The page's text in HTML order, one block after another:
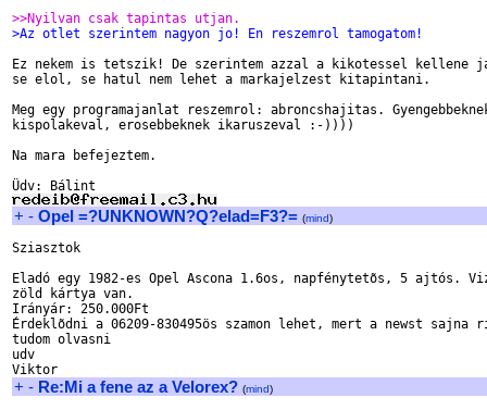
>>Nyilvan csak tapintas utjan.
>Az otlet szerintem nagyon jo! En reszemrol tamogatom!
Ez nekem is tetszik! De szerintem azzal a kikotessel kellene
se elol, se hatul nem lehet a markajelzest kitapintani.
Meg egy programajanlat reszemrol: abroncshajitas.
kispolakeval, erosebbeknek ikaruszeval :-))))
Na mara befejeztem.
+ - Opel =?UNKNOWN?Q?elad=F3?= (mind)
Sziasztok
Eladó egy 1982-es Opel Ascona 1.6os, napfénytetõs, 5 ajtós.
zöld kártya van.
Irányár: 250.000Ft
Érdeklõdni a 06209-830495ös szamon lehet, mert a newst sajna
tudom olvasni
udv
+ - Re:Mi a fene az a Velorex? (mind)